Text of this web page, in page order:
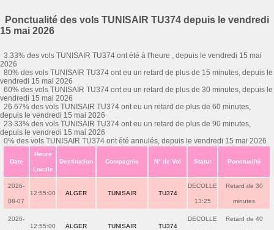
Ponctualité des vols TUNISAIR TU374 depuis le vendredi
15 mai 2026
3.33% des vols TUNISAIR TU374 ont été à l'heure , depuis le vendredi 15 mai
2026
80% des vols TUNISAIR TU374 ont eu un retard de plus de 15 minutes, depuis le
vendredi 15 mai 2026
60% des vols TUNISAIR TU374 ont eu un retard de plus de 30 minutes, depuis le
vendredi 15 mai 2026
26.67% des vols TUNISAIR TU374 ont eu un retard de plus de 60 minutes,
depuis le vendredi 15 mai 2026
23.33% des vols TUNISAIR TU374 ont eu un retard de plus de 90 minutes,
depuis le vendredi 15 mai 2026
0% des vols TUNISAIR TU374 ont été annulés, depuis le vendredi 15 mai 2026
Date
Heure
Locale
Destination Compagnie N° de Vol Statut Ponctualité
2026-
08-07
12:55:00 ALGER TUNISAIR TU374
DECOLLE
13:25
Retard de 30
minutes
2026-
12:55:00 ALGER TUNISAIR TU374
DECOLLE Retard de 40